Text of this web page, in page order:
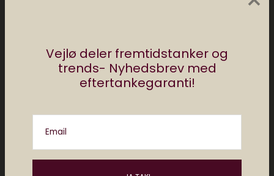
Vejlø deler fremtidstanker og
trends- Nyhedsbrev med
eftertankegaranti!
Email
Måske kan du lide..